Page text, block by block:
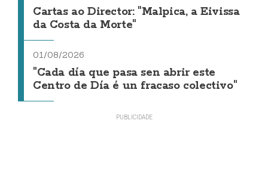
Cartas ao Director: "Malpica, a Eivissa
da Costa da Morte"
01/08/2026
"Cada día que pasa sen abrir este
Centro de Día é un fracaso colectivo"